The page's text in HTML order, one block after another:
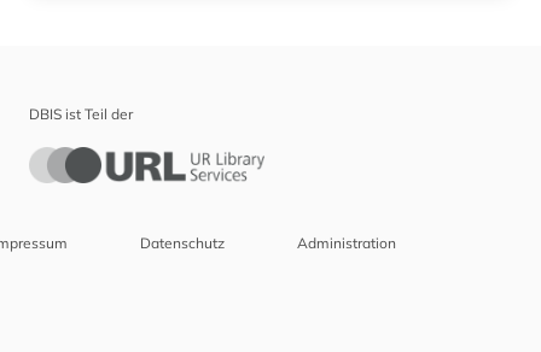
DBIS ist Teil der
Datenschutz Administration